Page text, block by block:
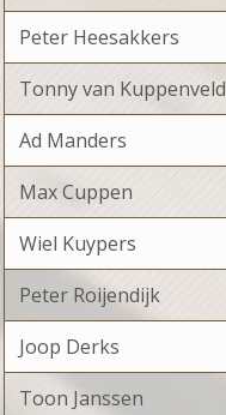
Peter Heesakkers
Tonny van Kuppenveld
Ad Manders
Max Cuppen
Wiel Kuypers
Peter Roijendijk
Joop Derks
Toon Janssen